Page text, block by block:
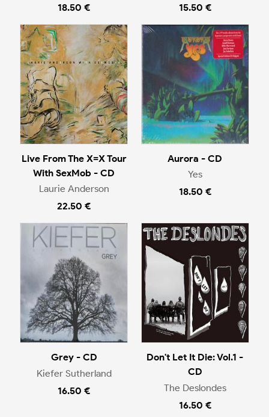
18.50 €
15.50 €
Live From The X=X Tour
With SexMob - CD
Laurie Anderson
22.50 €
Aurora - CD
Yes
18.50 €
Grey - CD
Kiefer Sutherland
16.50 €
Don't Let It Die: Vol.1 -
CD
The Deslondes
16.50 €